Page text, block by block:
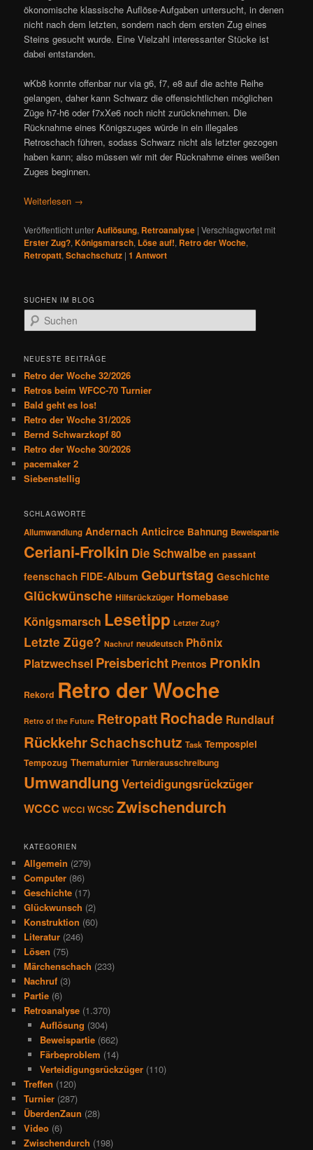
ökonomische klassische Auflöse-Aufgaben untersucht, in denen
nicht nach dem letzten, sondern nach dem ersten Zug eines
Steins gesucht wurde. Eine Vielzahl interessanter Stücke ist
dabei entstanden.
wKb8 konnte offenbar nur via g6, f7, e8 auf die achte Reihe
gelangen, daher kann Schwarz die offensichtlichen möglichen
Züge h7-h6 oder f7xXe6 noch nicht zurücknehmen. Die
Rücknahme eines Königszuges würde in ein illegales
Retroschach führen, sodass Schwarz nicht als letzter gezogen
haben kann; also müssen wir mit der Rücknahme eines weißen
Zuges beginnen.
Weiterlesen →
Veröffentlicht unterAuflösung, Retroanalyse |Verschlagwortet mit
Erster Zug?,Königsmarsch, Löse auf!, Retro der Woche,
Retropatt,Schachschutz |1 Antwort
SUCHEN IM BLOG
u
h
n
NEUESTE BEITRÄGE
Retro der Woche 32/2026
Retros beim WFCC-70 Turnier
Bald geht es los!
Retro der Woche 31/2026
Bernd Schwarzkopf 80
Retro der Woche 30/2026
pacemaker 2
Siebenstellig
SCHLAGWORTE
Allumwandlung Andernach Anticirce Bahnung Beweispartie
Ceriani-Frolkin Die Schwalbe en passant
feenschach FIDE-Album Geburtstag Geschichte
Glückwünsche Hilfsrückzüger Homebase
Königsmarsch Lesetipp Letzter Zug?
Letzte Züge? Nachruf neudeutsch Phönix
Platzwechsel Preisbericht Prentos Pronkin
Rekord Retro der Woche
Retro of the Future RetropattRochade Rundlauf
RückkehrSchachschutz Task Tempospiel
Tempozug Thematurnier Turnierausschreibung
Umwandlung Verteidigungsrückzüger
WCCC WCCI WCSC Zwischendurch
KATEGORIEN
Allgemein (279)
Computer (86)
Geschichte (17)
Glückwunsch (2)
Konstruktion (60)
Literatur (246)
Lösen (75)
Märchenschach (233)
Nachruf (3)
Partie (6)
Retroanalyse (1.370)
Auflösung (304)
Beweispartie(662)
Färbeproblem (14)
Verteidigungsrückzüger(110)
Treffen (120)
Turnier (287)
ÜberdenZaun (28)
Video (6)
Zwischendurch (198)